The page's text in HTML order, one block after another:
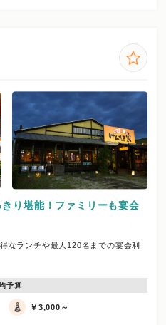
り堪能！ファミリーも宴会
なランチや最大120名までの宴会利
予算
￥3,000～